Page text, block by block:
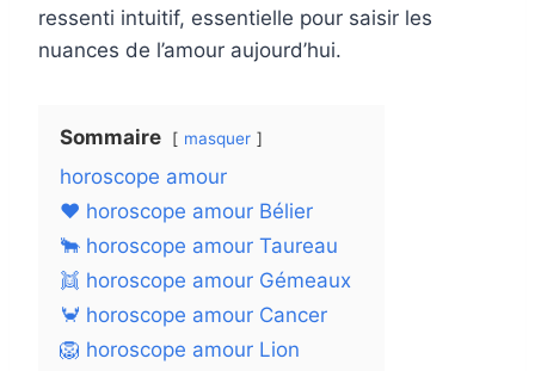
ressenti intuitif, essentielle pour saisir les
nuances de l’amour aujourd’hui.
Sommaire masquer
horoscope amour
❤️ horoscope amour Bélier
🐂 horoscope amour Taureau
👯 horoscope amour Gémeaux
🦀 horoscope amour Cancer
🦁 horoscope amour Lion